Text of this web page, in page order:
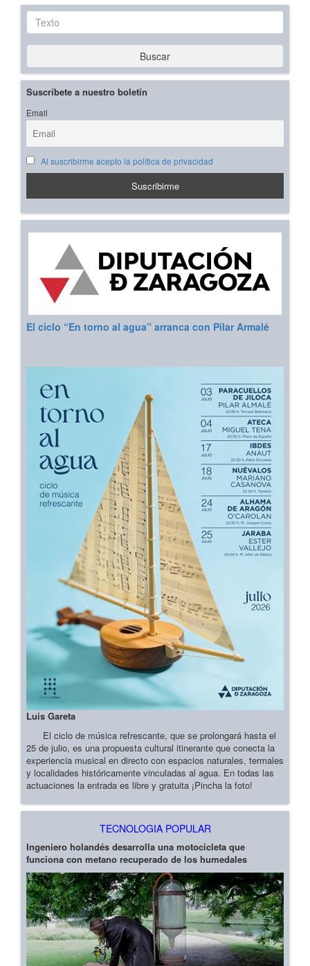
Texto
Buscar
Suscríbete a nuestro boletín
Email
Al suscribirme acepto la política de privacidad
El ciclo “En torno al agua” arranca con Pilar Armalé
Luis Gareta
El ciclo de música refrescante, que se prolongará hasta el
25 de julio, es una propuesta cultural itinerante que conecta la
experiencia musical en directo con espacios naturales, termales
y localidades históricamente vinculadas al agua. En todas las
actuaciones la entrada es libre y gratuita ¡Pincha la foto!
TECNOLOGIA POPULAR
Ingeniero holandés desarrolla una motocicleta que
funciona con metano recuperado de los humedales